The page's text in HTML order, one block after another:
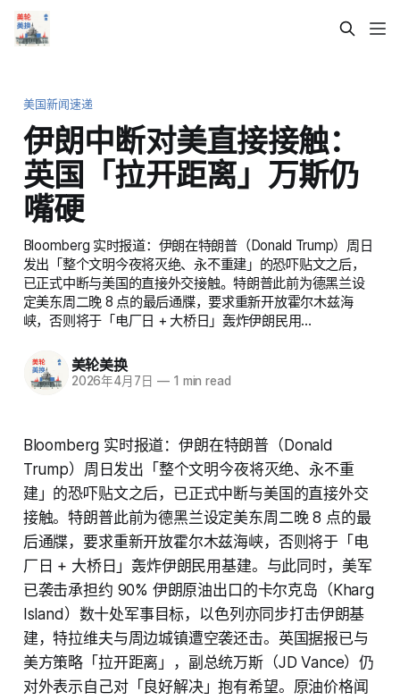
美国新闻速递
伊朗中断对美直接接触：
英国「拉开距离」万斯仍
嘴硬
Bloomberg 实时报道：伊朗在特朗普（Donald Trump）周日
发出「整个文明今夜将灭绝、永不重建」的恐吓贴文之后，
已正式中断与美国的直接外交接触。特朗普此前为德黑兰设
定美东周二晚 8 点的最后通牒，要求重新开放霍尔木兹海
峡，否则将于「电厂日 + 大桥日」轰炸伊朗民用…
美轮美换
2026年4月7日 —1 min read
Bloomberg 实时报道：伊朗在特朗普（Donald
Trump）周日发出「整个文明今夜将灭绝、永不重
建」的恐吓贴文之后，已正式中断与美国的直接外交
接触。特朗普此前为德黑兰设定美东周二晚 8 点的最
后通牒，要求重新开放霍尔木兹海峡，否则将于「电
厂日 + 大桥日」轰炸伊朗民用基建。与此同时，美军
已袭击承担约 90% 伊朗原油出口的卡尔克岛（Kharg
Island）数十处军事目标，以色列亦同步打击伊朗基
建，特拉维夫与周边城镇遭空袭还击。英国据报已与
美方策略「拉开距离」，副总统万斯（JD Vance）仍
对外表示自己对「良好解决」抱有希望。原油价格闻